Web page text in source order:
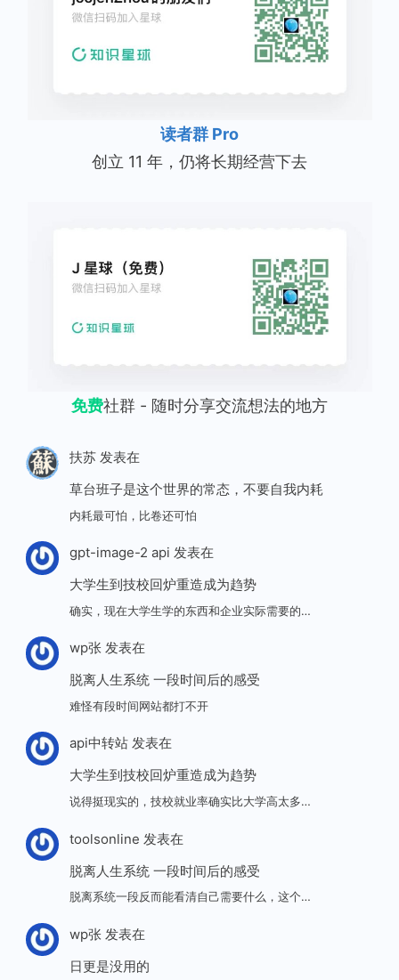
读者群 Pro
创立 11 年，仍将长期经营下去
免费社群 - 随时分享交流想法的地方
扶苏发表在
草台班子是这个世界的常态，不要自我内耗
内耗最可怕，比卷还可怕
gpt-image-2 api 发表在
大学生到技校回炉重造成为趋势
确实，现在大学生学的东西和企业实际需要的…
wp张发表在
脱离人生系统 一段时间后的感受
难怪有段时间网站都打不开
api中转站发表在
大学生到技校回炉重造成为趋势
说得挺现实的，技校就业率确实比大学高太多…
toolsonline 发表在
脱离人生系统 一段时间后的感受
脱离系统一段反而能看清自己需要什么，这个…
wp张发表在
日更是没用的